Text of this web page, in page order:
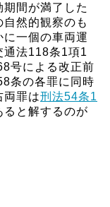
間が満了した
然的観察のも
一個の車両運
通法118条1項1
号による改正前
条の各罪に同時
両罪は刑法54条1
ると解するのが